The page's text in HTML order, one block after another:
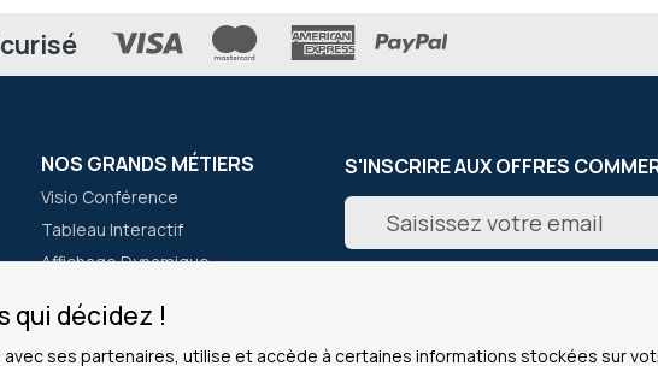
qui décidez !
ses partenaires, utilise et accède à certaines informations stockées sur
NOS GRANDS MÉTIERS
Visio Conférence
Tableau Interactif
Affichage Dynamique
Lecteur de Code Barre
Talkie Walkie
S'INSCRIRE AUX OFFRES
Inscription
notre